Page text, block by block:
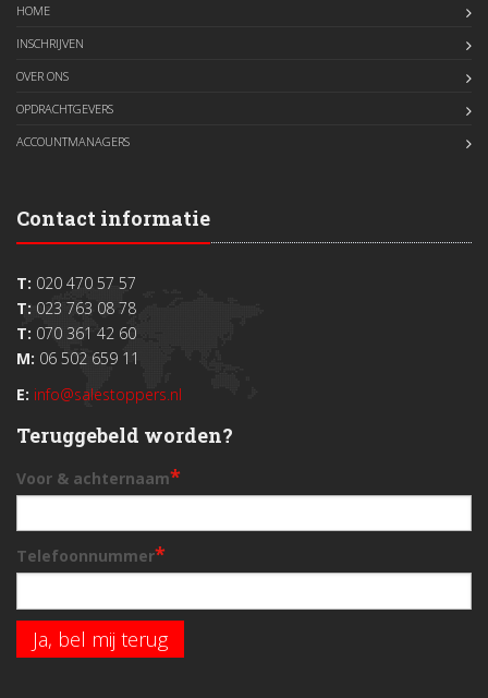
HOME
INSCHRIJVEN
OVER ONS
OPDRACHTGEVERS
ACCOUNTMANAGERS
Contact informatie
T: 020 470 57 57
T: 023 763 08 78
T: 070 361 42 60
M: 06 502 659 11
E: info@salestoppers.nl
Teruggebeld worden?
Voor & achternaam*
Telefoonnummer*
Ja, bel mij terug